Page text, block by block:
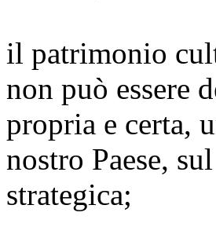
il patrimonio
non può essere
propria e certa,
nostro Paese,
strategica;